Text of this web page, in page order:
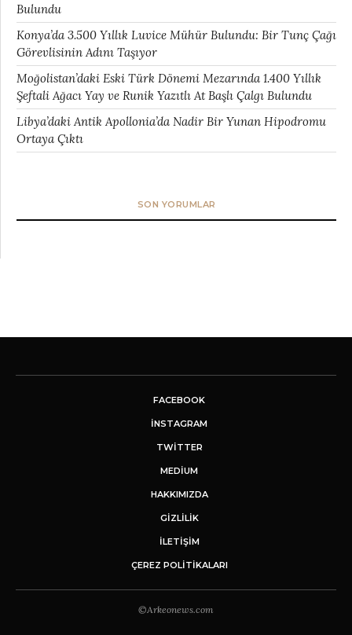
Bulundu
Konya’da 3.500 Yıllık Luvice Mühür Bulundu: Bir Tunç Çağı
Görevlisinin Adını Taşıyor
Moğolistan’daki Eski Türk Dönemi Mezarında 1.400 Yıllık
Şeftali Ağacı Yay ve Runik Yazıtlı At Başlı Çalgı Bulundu
Libya’daki Antik Apollonia’da Nadir Bir Yunan Hipodromu
Ortaya Çıktı
SON YORUMLAR
FACEBOOK
INSTAGRAM
TWITTER
MEDIUM
HAKKIMIZDA
GİZLİLİK
İLETIŞIM
ÇEREZ POLITIKALARI
©Arkeonews.com